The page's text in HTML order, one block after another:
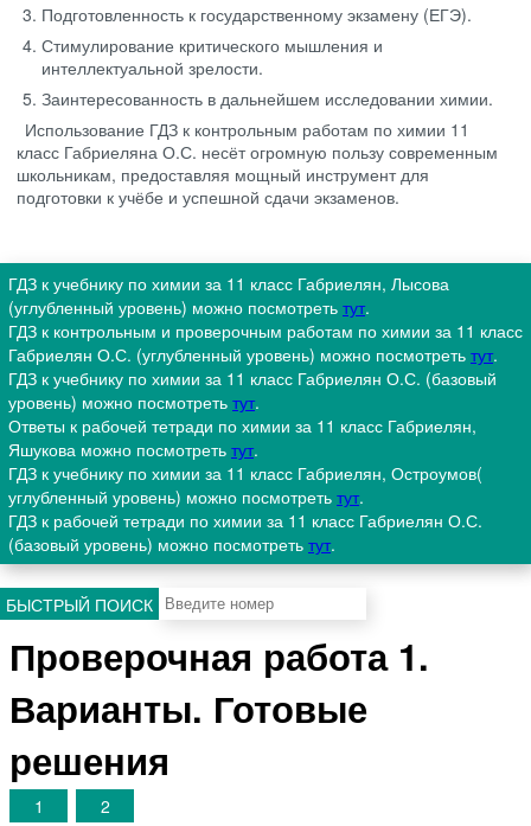
Подготовленность к государственному экзамену (ЕГЭ).
Стимулирование критического мышления и
интеллектуальной зрелости.
Заинтересованность в дальнейшем исследовании химии.
Использование ГДЗ к контрольным работам по химии 11
класс Габриеляна О.С. несёт огромную пользу современным
школьникам, предоставляя мощный инструмент для
подготовки к учёбе и успешной сдачи экзаменов.
ГДЗ к учебнику по химии за 11 класс Габриелян, Лысова
(углубленный уровень) можно посмотреть тут.
ГДЗ к контрольным и проверочным работам по химии за 11 класс
Габриелян О.С. (углубленный уровень) можно посмотреть тут.
ГДЗ к учебнику по химии за 11 класс Габриелян О.С. (базовый
уровень) можно посмотреть тут.
Ответы к рабочей тетради по химии за 11 класс Габриелян,
Яшукова можно посмотреть тут.
ГДЗ к учебнику по химии за 11 класс Габриелян, Остроумов(
углубленный уровень) можно посмотреть тут.
ГДЗ к рабочей тетради по химии за 11 класс Габриелян О.С.
(базовый уровень) можно посмотреть тут.
БЫСТРЫЙ ПОИСК
Проверочная работа 1.
Варианты. Готовые
решения
1 2